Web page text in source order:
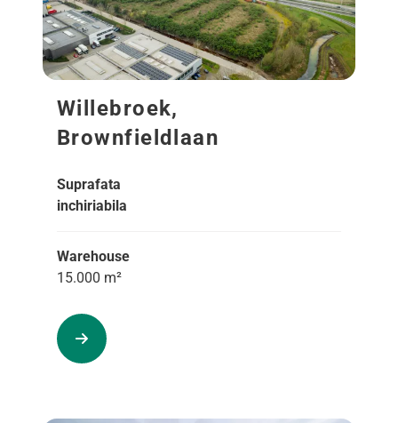
Willebroek,
Brownfieldlaan
Suprafata
inchiriabila
Warehouse
15.000 m²